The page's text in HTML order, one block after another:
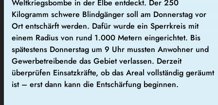
Weltkriegsbombe in der Elbe entdeckt. Der 250
Kilogramm schwere Blindgänger soll am Donnerstag vor
Ort entschärft werden. Dafür wurde ein Sperrkreis mit
einem Radius von rund 1.000 Metern eingerichtet. Bis
spätestens Donnerstag um 9 Uhr mussten Anwohner und
Gewerbetreibende das Gebiet verlassen. Derzeit
überprüfen Einsatzkräfte, ob das Areal vollständig geräumt
ist – erst dann kann die Entschärfung beginnen.